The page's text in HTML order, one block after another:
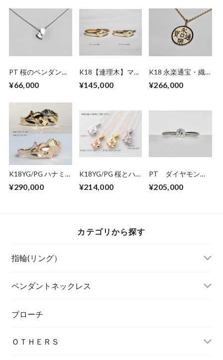
PT 桜のペンダント
ネックレス
¥66,000
K18【連理木】マリ
ッジリング
¥145,000
K18 永楽通宝・織
田木瓜リバーシブル
ネックレス(45cm)
¥266,000
K18YG/PG ハナミ
¥290,000
K18YG/PG 桜とハ
トネックレス
¥214,000
PT ダイヤモンド
¥205,000
カテゴリから探す
指輪(リング）
ペンダントネックレス
ブローチ
ＯＴＨＥＲＳ